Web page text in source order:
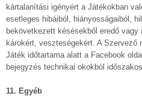
kártalanítási igényért a Játékokban
esetleges hibáiból, hiányosságaiból,
bekövetkezett késésekből eredő
károkért, veszteségekért. A
Játék időtartama alatt a Facebook
bejegyzés technikai okokból
11. Egyéb